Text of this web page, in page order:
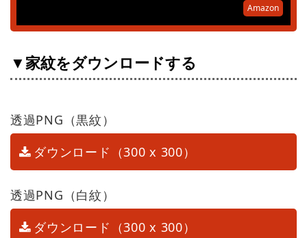
Amazon
▼家紋をダウンロードする
透過PNG（黒紋）
ダウンロード（300 x 300）
透過PNG（白紋）
ダウンロード（300 x 300）